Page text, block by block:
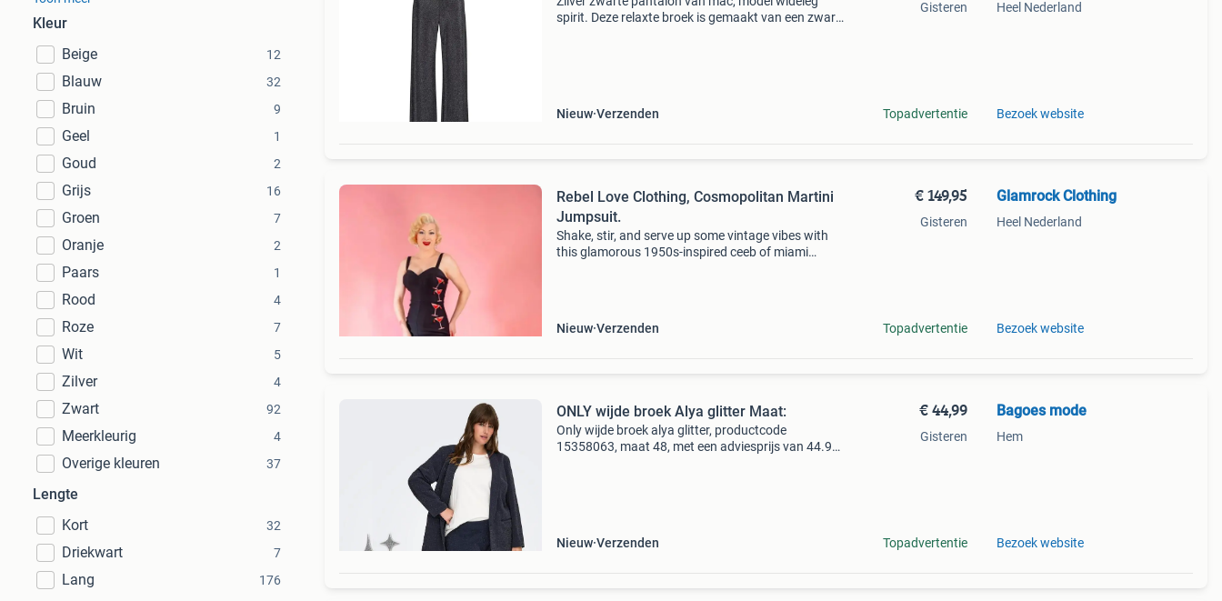
Kleur
Beige
12
Blauw 32
Bruin 9
Geel 1
Goud 2
Grijs 16
Groen 7
Oranje 2
Paars 1
Rood 4
Roze 7
Wit 5
Zilver 4
Zwart 92
Meerkleurig 4
Overige kleuren 37
Lengte
Kort
32
Driekwart 7
Lang 176
spirit. Deze relaxte broek is gemaakt van een zwart
Nieuw Verzenden
Gisteren
Topadvertentie
Heel Nederland
Bezoek website
Rebel Love Clothing, Cosmopolitan Martini
Jumpsuit.
Shake, stir, and serve up some vintage vibes with
this glamorous 1950s-inspired ceeb of miami
Nieuw Verzenden
€ 149,95
Gisteren
Topadvertentie
Glamrock Clothing
Heel Nederland
Bezoek website
ONLY wijde broek Alya glitter Maat:
Only wijde broek alya glitter, productcode
15358063, maat 48, met een adviesprijs van 44.99.
Nieuw Verzenden
€ 44,99
Gisteren
Topadvertentie
Bagoes mode
Hem
Bezoek website